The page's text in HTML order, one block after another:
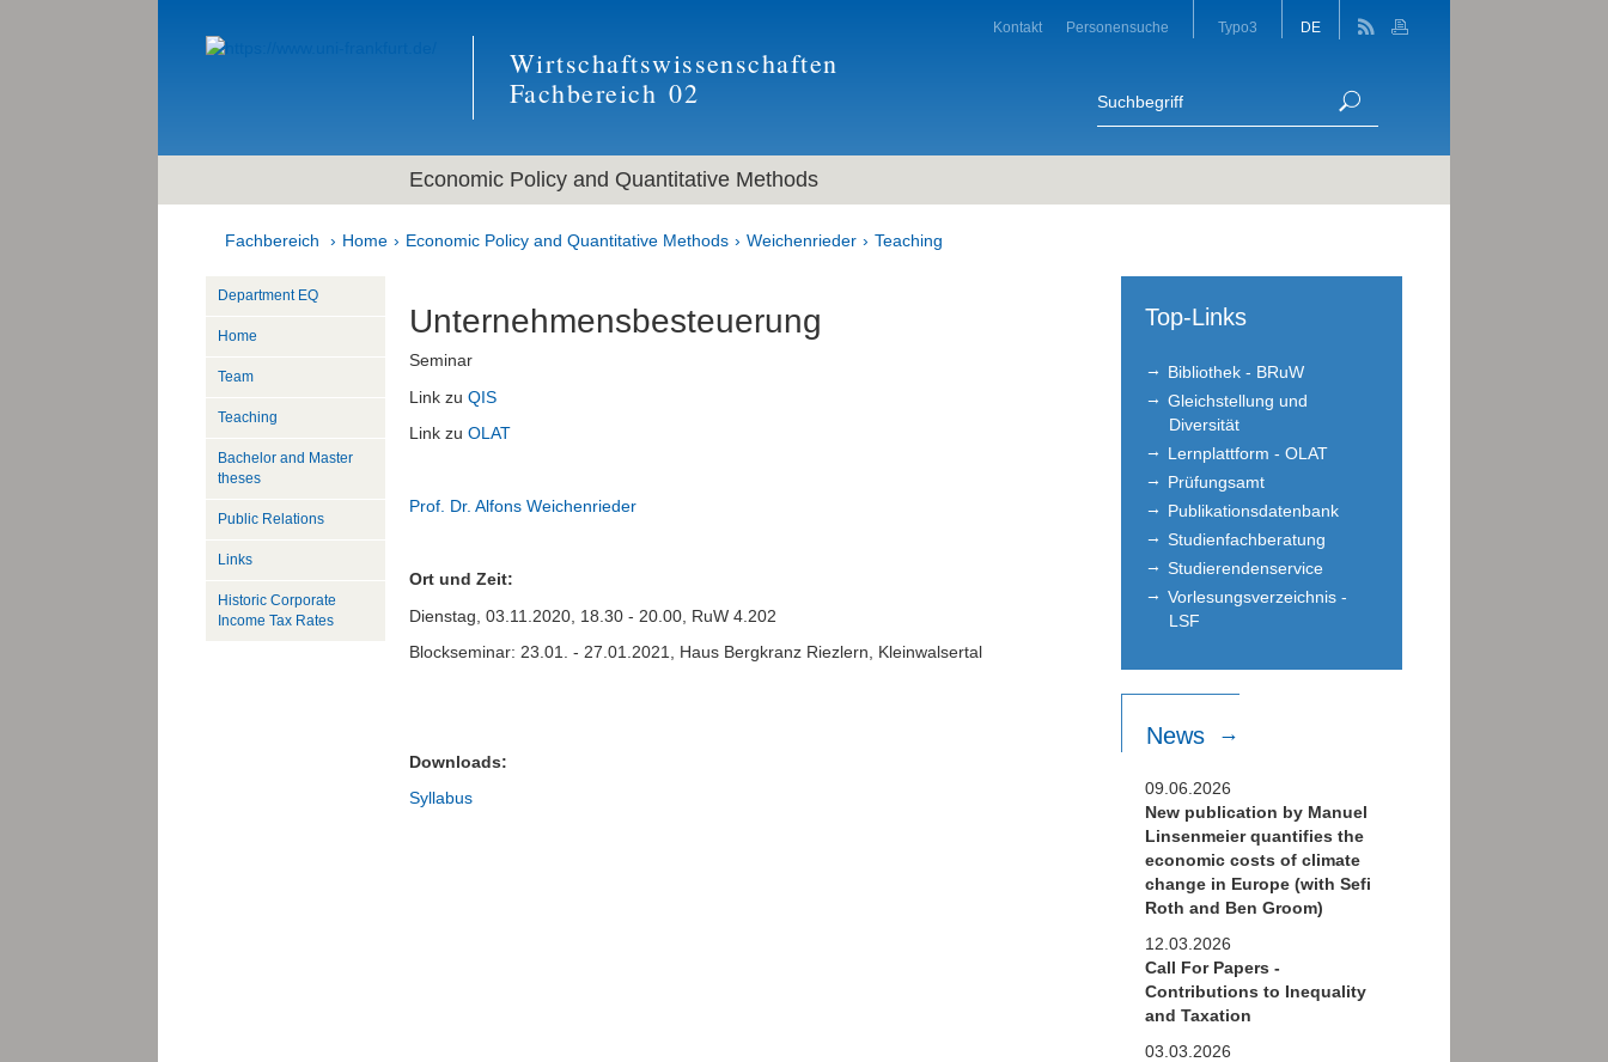
Wirtschaftswissenschaften
Fachbereich 02
Kontakt Personensuche Typo3 DE
Economic Policy and Quantitative Methods
Fachbereich Home Economic Policy and Quantitative Methods Weichenrieder Teaching
Unternehmensbesteuerung
Seminar
Link zu QIS
Link zu OLAT
Prof. Dr. Alfons Weichenrieder
Ort und Zeit:
Dienstag, 03.11.2020, 18.30 - 20.00, RuW 4.202
Blockseminar: 23.01. - 27.01.2021, Haus Bergkranz Riezlern, Kleinwalsertal
Downloads:
Syllabus
Department EQ
Home
Team
Teaching
Bachelor and Master
theses
Public Relations
Links
Historic Corporate
Income Tax Rates
Top-Links
Bibliothek - BRuW
Gleichstellung und
Diversität
Lernplattform - OLAT
Prüfungsamt
Publikationsdatenbank
Studienfachberatung
Studierendenservice
Vorlesungsverzeichnis -
LSF
News
09.06.2026
New publication by Manuel
Linsenmeier quantifies the
economic costs of climate
change in Europe (with Sefi
Roth and Ben Groom)
12.03.2026
Call For Papers -
Contributions to Inequality
and Taxation
03.03.2026